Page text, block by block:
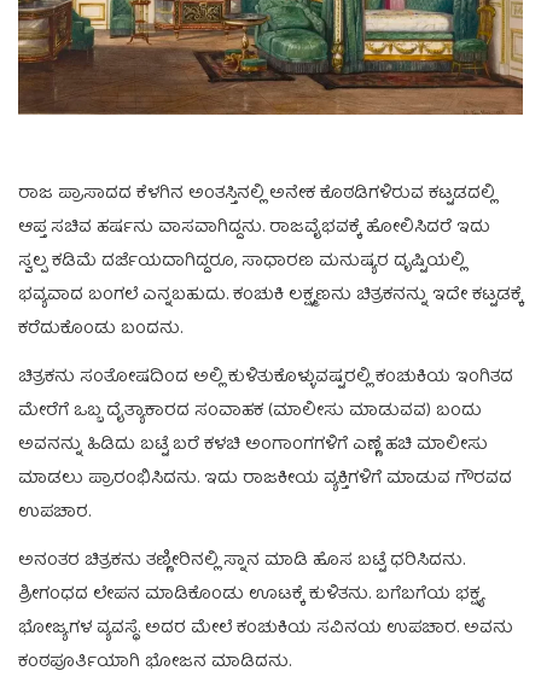
ರಾಜ ಪ್ರಾಸಾದದ ಕೆಳಗಿನ ಅಂತಸ್ತಿನಲ್ಲಿ ಅನೇಕ ಕೊಠಡಿಗಳಿರುವ ಕಟ್ಟಡದಲ್ಲಿ
ಆಪ್ತ ಸಚಿವ ಹರ್ಷನು ವಾಸವಾಗಿದ್ದನು. ರಾಜವೈಭವಕ್ಕೆ ಹೋಲಿಸಿದರೆ ಇದು
ಸ್ವಲ್ಪ ಕಡಿಮೆ ದರ್ಜೆಯದಾಗಿದ್ದರೂ, ಸಾಧಾರಣ ಮನುಷ್ಯರ ದೃಷ್ಟಿಯಲ್ಲಿ
ಭವ್ಯವಾದ ಬಂಗಲೆ ಎನ್ನಬಹುದು. ಕಂಚುಕಿ ಲಕ್ಷ್ಮಣನು ಚಿತ್ರಕನನ್ನು ಇದೇ ಕಟ್ಟಡಕ್ಕೆ
ಕರೆದುಕೊಂಡು ಬಂದನು.
ಚಿತ್ರಕನು ಸಂತೋಷದಿಂದ ಅಲ್ಲಿ ಕುಳಿತುಕೊಳ್ಳುವಷ್ಟರಲ್ಲಿ ಕಂಚುಕಿಯ ಇಂಗಿತದ
ಮೇರೆಗೆ ಒಬ್ಬ ದೈತ್ಯಾಕಾರದ ಸಂವಾಹಕ (ಮಾಲೀಸು ಮಾಡುವವ) ಬಂದು
ಅವನನ್ನು ಹಿಡಿದು ಬಟ್ಟೆ ಬರೆ ಕಳಚಿ ಅಂಗಾಂಗಗಳಿಗೆ ಎಣ್ಣೆ ಹಚಿ ಮಾಲೀಸು
ಮಾಡಲು ಪ್ರಾರಂಭಿಸಿದನು. ಇದು ರಾಜಕೀಯ ವ್ಯಕ್ತಿಗಳಿಗೆ ಮಾಡುವ ಗೌರವದ
ಉಪಚಾರ.
ಅನಂತರ ಚಿತ್ರಕನು ತಣ್ಣೀರಿನಲ್ಲಿ ಸ್ನಾನ ಮಾಡಿ ಹೊಸ ಬಟ್ಟೆ ಧರಿಸಿದನು.
ಶ್ರೀಗಂಧದ ಲೇಪನ ಮಾಡಿಕೊಂಡು ಊಟಕ್ಕೆ ಕುಳಿತನು. ಬಗೆಬಗೆಯ ಭಕ್ಷ್ಯ
ಭೋಜ್ಯಗಳ ವ್ಯವಸ್ಥೆ. ಅದರ ಮೇಲೆ ಕಂಚುಕಿಯ ಸವಿನಯ ಉಪಚಾರ. ಅವನು
ಕಂಠಪೂರ್ತಿಯಾಗಿ ಭೋಜನ ಮಾಡಿದನು.